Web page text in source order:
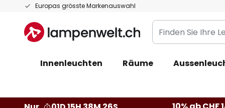
Europas grösste Markenauswahl
Zum
springen
Finden
Sie
Leuchte...
Innenleuchten Räume